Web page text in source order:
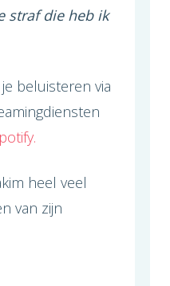
straf die heb ik
beluisteren via
heel veel
van zijn